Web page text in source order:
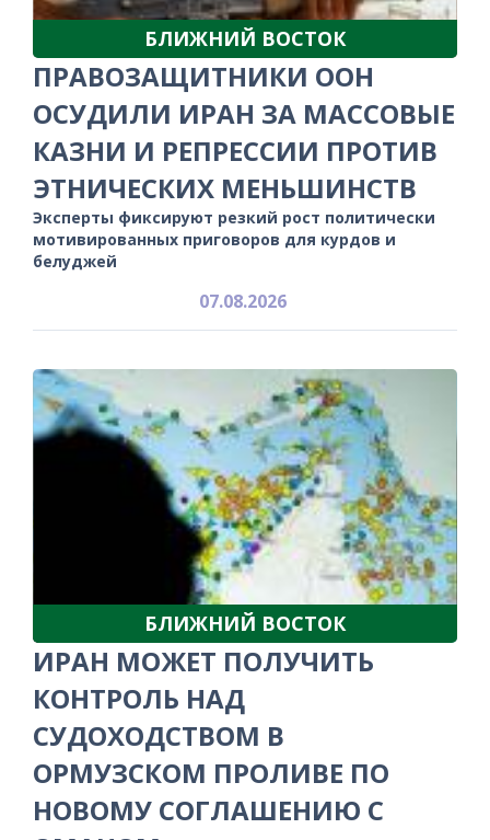
БЛИЖНИЙ ВОСТОК
ПРАВОЗАЩИТНИКИ ООН
ОСУДИЛИ ИРАН ЗА МАССОВЫЕ
КАЗНИ И РЕПРЕССИИ ПРОТИВ
ЭТНИЧЕСКИХ МЕНЬШИНСТВ
Эксперты фиксируют резкий рост политически
мотивированных приговоров для курдов и
белуджей
07.08.2026
БЛИЖНИЙ ВОСТОК
ИРАН МОЖЕТ ПОЛУЧИТЬ
КОНТРОЛЬ НАД
СУДОХОДСТВОМ В
ОРМУЗСКОМ ПРОЛИВЕ ПО
НОВОМУ СОГЛАШЕНИЮ С